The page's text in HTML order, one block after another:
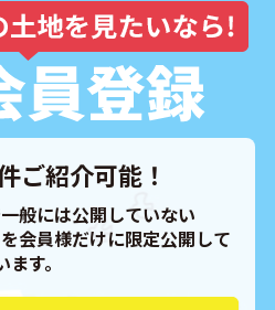
ご紹介可能！
般には公開していない
会員様だけに限定公開して
ます。